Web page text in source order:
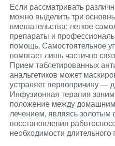
Если рассматривать
можно выделить три
вмешательства: легкое
препараты и
помощь. Самостоятельное
помогает лишь частично
Прием таблетированных
анальгетиков может
устраняет первопричину —
Инфузионная терапия
положение между
лечением, являясь золотым
восстановления
необходимости